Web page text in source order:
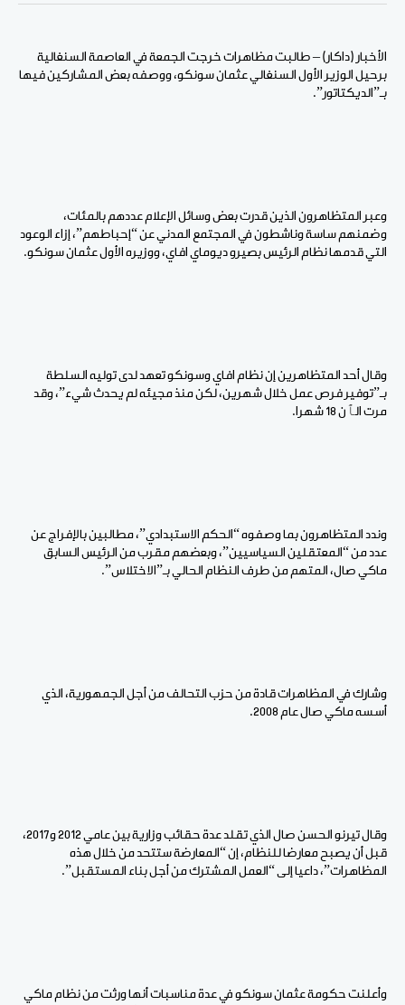
الأخبار (داكار) – طالبت مظاهرات خرجت الجمعة في العاصمة السنغالية
برحيل الوزير الأول السنغالي عثمان سونكو، ووصفه بعض المشاركين فيها
بـ”الديكتاتور”.
وعبر المتظاهرون الذين قدرت بعض وسائل الإعلام عددهم بالمئات،
وضمنهم ساسة وناشطون في المجتمع المدني عن “إحباطهم”، إزاء الوعود
التي قدمها نظام الرئيس بصيرو ديوماي افاي، ووزيره الأول عثمان سونكو.
وقال أحد المتظاهرين إن نظام افاي وسونكو تعهد لدى توليه السلطة
بـ”توفير فرص عمل خلال شهرين، لكن منذ مجيئه لم يحدث شيء”، وقد
مرت الٱن 18 شهرا.
وندد المتظاهرون بما وصفوه “الحكم الاستبدادي”، مطالبين بالإفراج عن
عدد من “المعتقلين السياسيين”، وبعضهم مقرب من الرئيس السابق
ماكي صال، المتهم من طرف النظام الحالي بـ”الاختلاس”.
وشارك في المظاهرات قادة من حزب التحالف من أجل الجمهورية، الذي
أسسه ماكي صال عام 2008.
وقال تيرنو الحسن صال الذي تقلد عدة حقائب وزارية بين عامي 2012 و2017،
قبل أن يصبح معارضا للنظام، إن “المعارضة ستتحد من خلال هذه
المظاهرات”، داعيا إلى “العمل المشترك من أجل بناء المستقبل”.
وأعلنت حكومة عثمان سونكو في عدة مناسبات أنها ورثت من نظام ماكي